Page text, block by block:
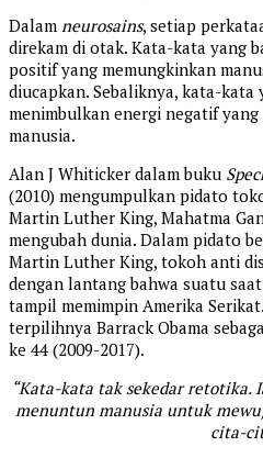
Dalam neurosains, setiap
direkam di otak. Kata-kata yang
positif yang memungkinkan
diucapkan. Sebaliknya, kata-kata
menimbulkan energi negatif
manusia.
Alan J Whiticker dalam buku
(2010) mengumpulkan pidato
Martin Luther King, Mahatma
mengubah dunia. Dalam pidato
Martin Luther King, tokoh anti
dengan lantang bahwa suatu
tampil memimpin Amerika
terpilihnya Barrack Obama
ke 44 (2009-2017).
“Kata-kata tak sekedar retotika.
menuntun manusia untuk
cita-